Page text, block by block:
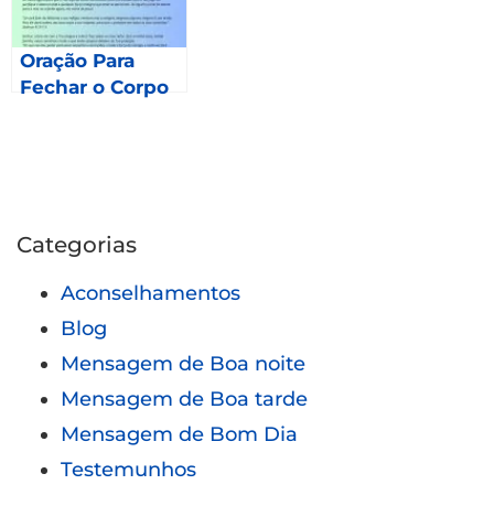
Oração Para
Fechar o Corpo
Categorias
Aconselhamentos
Blog
Mensagem de Boa noite
Mensagem de Boa tarde
Mensagem de Bom Dia
Testemunhos